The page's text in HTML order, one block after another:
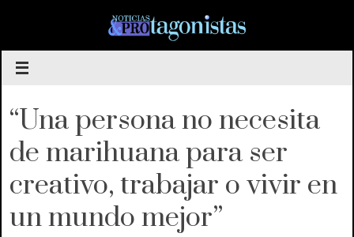
contenido
“Una persona no necesita
de marihuana para ser
creativo, trabajar o vivir en
un mundo mejor”